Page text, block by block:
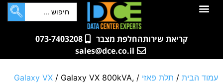
לתוכן
קריאת שירותהחלפת מצבר
073-7403208
sales@dce.co.il
עמוד הבית / תלת פאזי /
Galaxy VX / Galaxy VX 800kVA,